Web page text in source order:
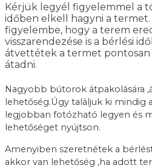
Kérjük legyél figyelemmel a
időben elkell hagyni a
figyelembe, hogy a terem
visszarendezése is a bérlési
átvettétek a termet pontosan
átadni.
Nagyobb bútorok átpakolására
lehetőség.Úgy találjuk ki mindig
legjobban fotózható legyen és
lehetőséget nyújtson.
Amenyiben szeretnétek a
akkor van lehetőség ,ha adott